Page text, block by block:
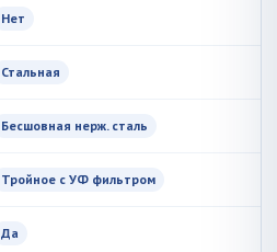
Нет
Стальная
Бесшовная нерж. сталь
Тройное с УФ фильтром
Да